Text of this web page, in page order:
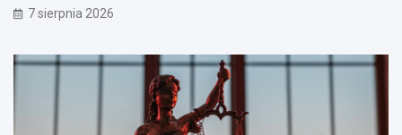
7 sierpnia 2026